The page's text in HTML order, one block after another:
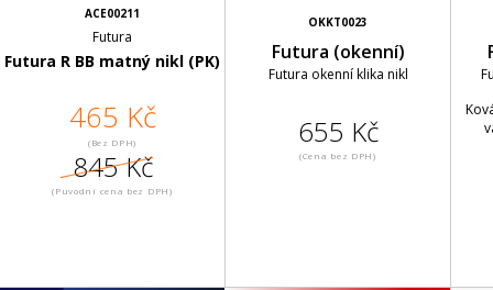
ACE00211
Futura
Futura R BB matný nikl (PK)
465 Kč
(Bez DPH)
845 Kč
(Puvodní cena bez DPH)
OKKT0023
Futura (okenní)
Futura okenní klika nikl
655 Kč
(Cena bez DPH)